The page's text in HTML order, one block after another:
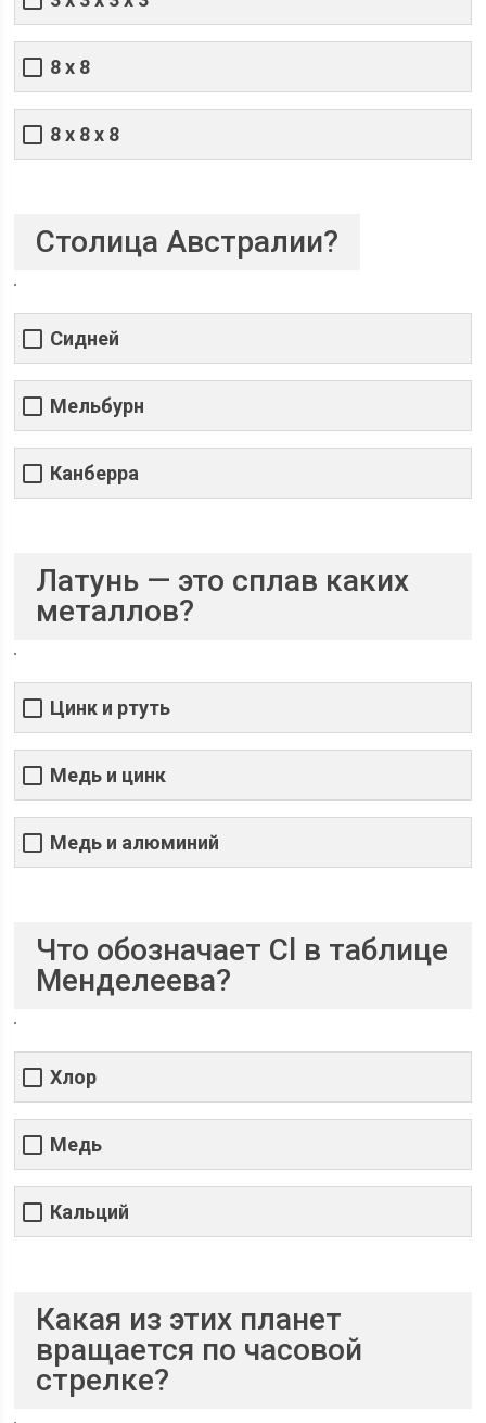
8 х 8
8 х 8 х 8
Столица Австралии?
Сидней
Мельбурн
Канберра
Латунь — это сплав каких
металлов?
Цинк и ртуть
Медь и цинк
Медь и алюминий
Что обозначает Cl в таблице
Менделеева?
Хлор
Медь
Кальций
Какая из этих планет
вращается по часовой
стрелке?